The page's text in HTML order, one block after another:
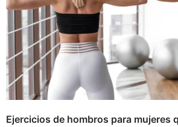
Ejercicios de hombros para mujeres